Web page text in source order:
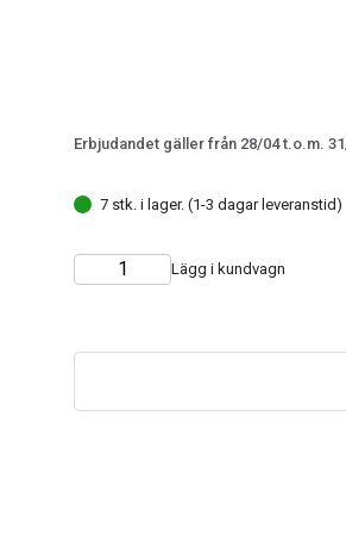
Erbjudandet gäller från 28/04 t.o.m.
7 stk. i lager. (1-3 dagar leveranstid)
Choose
Quantity Lägg i kundvagn